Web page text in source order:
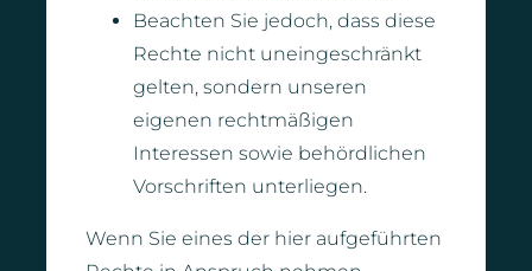
Beachten Sie jedoch, dass diese
Rechte nicht uneingeschränkt
gelten, sondern unseren
eigenen rechtmäßigen
Interessen sowie behördlichen
Vorschriften unterliegen.
Wenn Sie eines der hier aufgeführten